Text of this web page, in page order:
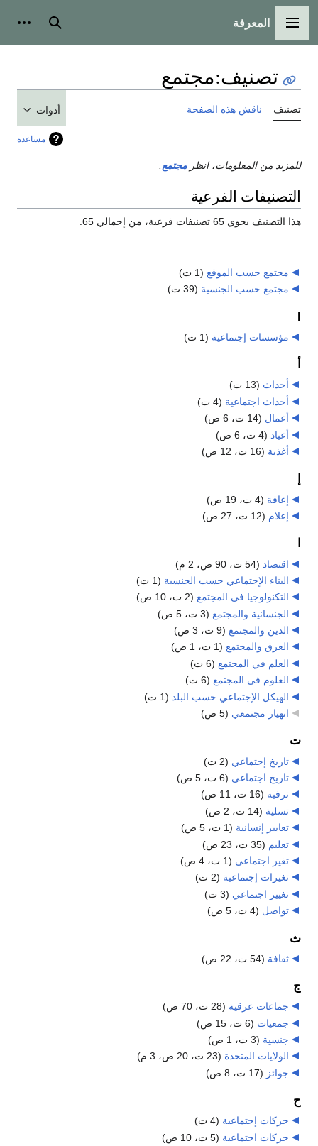
القائمة الرئيسية
المعرفة بحث
تصنيف:مجتمع
تصنيف ناقش هذه الصفحة أدوات
مساعدة
للمزيد من المعلومات، انظرمجتمع
التصنيفات الفرعية
هذا التصنيف يحوي 65 تصنيفات فرعية، من إجمالي 65.
مجتمع حسب الموقع (1 ت)
مجتمع حسب الجنسية (39 ت)
I
مؤسسات إجتماعية (1 ت)
أحداث (13 ت)
أحداث اجتماعية (4 ت)
أعمال (14 ت، 6 ص)
أعياد (4 ت، 6 ص)
أغذية (16 ت، 12 ص)
إ
إعاقة (4 ت، 19 ص)
إعلام (12 ت، 27 ص)
اقتصاد (54 ت، 90 ص، 2 م)
البناء الإجتماعي حسب الجنسية (1 ت)
التكنولوجيا في المجتمع (2 ت، 10 ص)
الجنسانية والمجتمع (3 ت، 5 ص)
الدين والمجتمع (9 ت، 3 ص)
العرق والمجتمع (1 ت، 1 ص)
العلم في المجتمع (6 ت)
العلوم في المجتمع (6 ت)
الهيكل الإجتماعي حسب البلد (1 ت)
انهيار مجتمعي (5 ص)
ت
تاريخ إجتماعي (2 ت)
تاريخ اجتماعي (6 ت، 5 ص)
ترفيه (16 ت، 11 ص)
تسلية (14 ت، 2 ص)
تعابير إنسانية (1 ت، 5 ص)
تعليم (35 ت، 23 ص)
تغير اجتماعي (1 ت، 4 ص)
تغيرات إجتماعية (2 ت)
تغيير اجتماعي (3 ت)
تواصل (4 ت، 5 ص)
ث
ثقافة (54 ت، 22 ص)
ج
جماعات عرقية (28 ت، 70 ص)
جمعيات (6 ت، 15 ص)
جنسية (3 ت، 1 ص)
الولايات المتحدة (23 ت، 20 ص، 3 م)
جوائز (17 ت، 8 ص)
ح
حركات إجتماعية (4 ت)
حركات اجتماعية (5 ت، 10 ص)